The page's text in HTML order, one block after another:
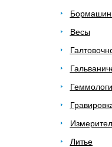
Весы
Литье